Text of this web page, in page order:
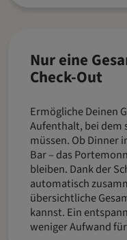
Nur eine
Check-Out
Ermögliche Deinen
Aufenthalt, bei dem
müssen. Ob Dinner
Bar – das
bleiben. Dank der
automatisch
übersichtliche
kannst. Ein
weniger Aufwand